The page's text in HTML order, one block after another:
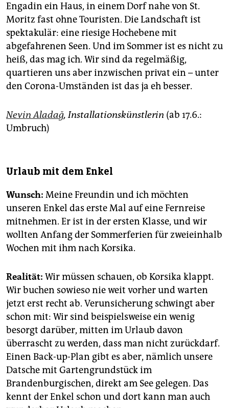
Engadin ein Haus, in einem Dorf nahe von St.
Moritz fast ohne Touristen. Die Landschaft ist
spektakulär: eine riesige Hochebene mit
abgefahrenen Seen. Und im Sommer ist es nicht zu
heiß, das mag ich. Wir sind da regelmäßig,
quartieren uns aber inzwischen privat ein – unter
den Corona-Umständen ist das ja eh besser.
Nevin Aladağ, Installationskünstlerin (ab 17.6.:
Umbruch)
Urlaub mit dem Enkel
Wunsch: Meine Freundin und ich möchten
unseren Enkel das erste Mal auf eine Fernreise
mitnehmen. Er ist in der ersten Klasse, und wir
wollten Anfang der Sommerferien für zweieinhalb
Wochen mit ihm nach Korsika.
Realität: Wir müssen schauen, ob Korsika klappt.
Wir buchen sowieso nie weit vorher und warten
jetzt erst recht ab. Verunsicherung schwingt aber
schon mit: Wir sind beispielsweise ein wenig
besorgt darüber, mitten im Urlaub davon
überrascht zu werden, dass man nicht zurückdarf.
Einen Back-up-Plan gibt es aber, nämlich unsere
Datsche mit Gartengrundstück im
Brandenburgischen, direkt am See gelegen. Das
kennt der Enkel schon und dort kann man auch